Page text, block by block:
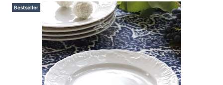
Bestseller